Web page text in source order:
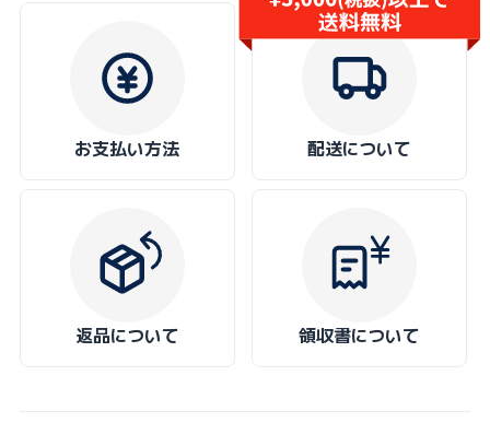
お支払い方法 配送について
返品について 領収書について